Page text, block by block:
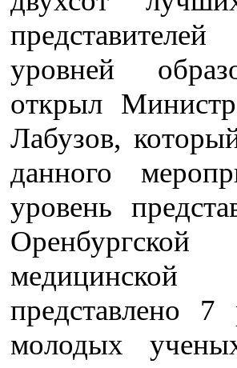
уровней
открыл
Лабузов,
данного
уровень
Оренбургской
представлено 7
молодых